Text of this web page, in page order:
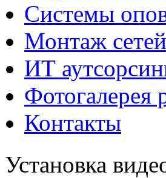
Системы
Монтаж сетей
ИТ
Фотогалерея
Контакты
Установка